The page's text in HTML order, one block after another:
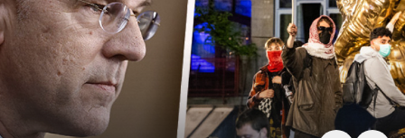
Klein
Standaard
Groot